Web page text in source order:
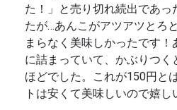
た！」と売り切れ続出であ
たが…あんこがアツアツとろ
まらなく美味しかったです
に詰まっていて、かぶりつ
ほどでした。これが150円と
トは安くて美味しいので嬉し